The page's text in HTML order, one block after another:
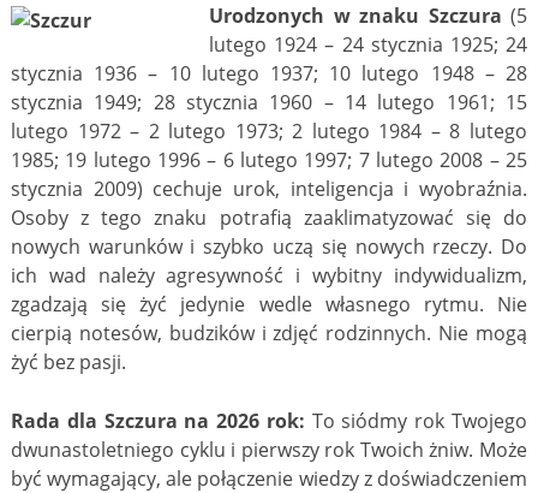
Urodzonych w znaku Szczura (5
lutego 1924 – 24 stycznia 1925; 24
stycznia 1936 – 10 lutego 1937; 10 lutego 1948 – 28
stycznia 1949; 28 stycznia 1960 – 14 lutego 1961; 15
lutego 1972 – 2 lutego 1973; 2 lutego 1984 – 8 lutego
1985; 19 lutego 1996 – 6 lutego 1997; 7 lutego 2008 – 25
stycznia 2009) cechuje urok, inteligencja i wyobraźnia.
Osoby z tego znaku potrafią zaaklimatyzować się do
nowych warunków i szybko uczą się nowych rzeczy. Do
ich wad należy agresywność i wybitny indywidualizm,
zgadzają się żyć jedynie wedle własnego rytmu. Nie
cierpią notesów, budzików i zdjęć rodzinnych. Nie mogą
żyć bez pasji.
Rada dla Szczura na 2026 rok: To siódmy rok Twojego
dwunastoletniego cyklu i pierwszy rok Twoich żniw. Może
być wymagający, ale połączenie wiedzy z doświadczeniem